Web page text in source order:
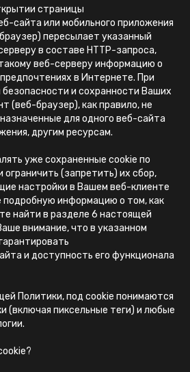
страницы
сайта или мобильного приложения
пересылает указанный
в составе HTTP-запроса,
веб-серверу информацию о
в Интернете. При
и сохранности Ваших
(веб-браузер), как правило, не
для одного веб-сайта
другим ресурсам.
уже сохраненные cookie по
(запретить) их сбор,
настройки в Вашем веб-клиенте
подробную информацию о том, как
найти в разделе 6 настоящей
внимание, что в указанном
и доступность его функционала
Политики, под cookie понимаются
(включая пиксельные теги) и любые